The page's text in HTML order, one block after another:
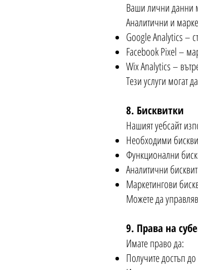
Ваши лични данни
Аналитични и
Google Analytics –
Facebook Pixel –
Wix Analytics –
Тези услуги могат
8. Бисквитки
Нашият уебсайт
Необходими
Функционални
Аналитични
Маркетингови
Можете да
9. Права на
Имате право да:
Получите достъп